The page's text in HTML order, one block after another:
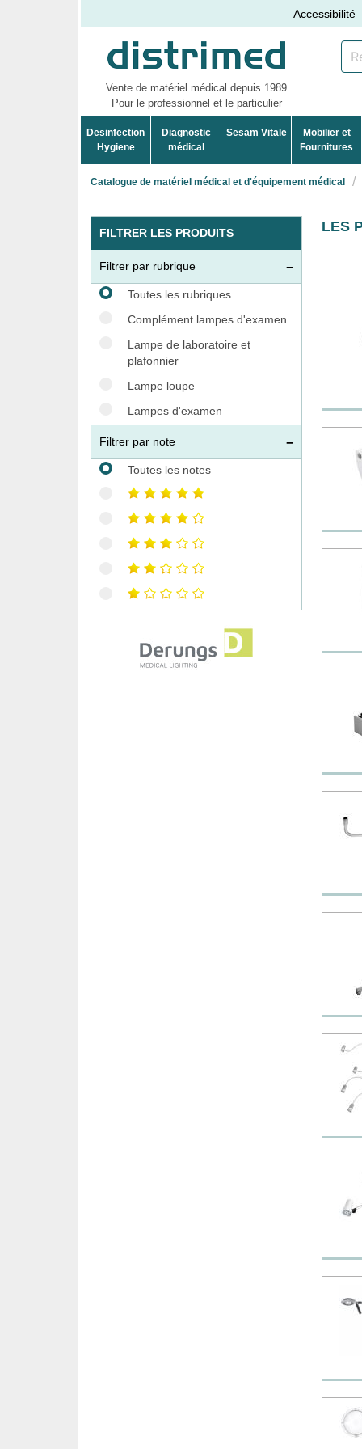
Accessibilité
Vente de matériel médical depuis 1989
Pour le professionnel et le particulier
Desinfection
Hygiene
Diagnostic
médical
Sesam Vitale
Mobilier et
Fournitures
Catalogue de matériel médical et d'équipement médical
FILTRER LES PRODUITS
Filtrer par rubrique
Toutes les rubriques
Complément lampes d'examen
Lampe de laboratoire et
plafonnier
Lampe loupe
Lampes d'examen
Filtrer par note
Toutes les notes
LES